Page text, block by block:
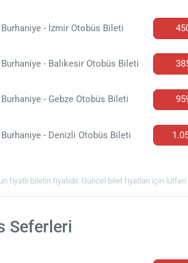
Burhaniye - İzmir Otobüs Bileti
Burhaniye - Balıkesir Otobüs Bileti
Burhaniye - Gebze Otobüs Bileti
Burhaniye - Denizli Otobüs Bileti
biletin fiyatıdır. Güncel bilet fiyatları için lütfen
Seferleri